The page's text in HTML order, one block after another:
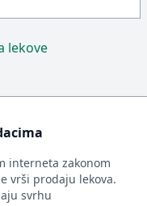
lekove
interneta zakonom
vrši prodaju lekova.
svrhu